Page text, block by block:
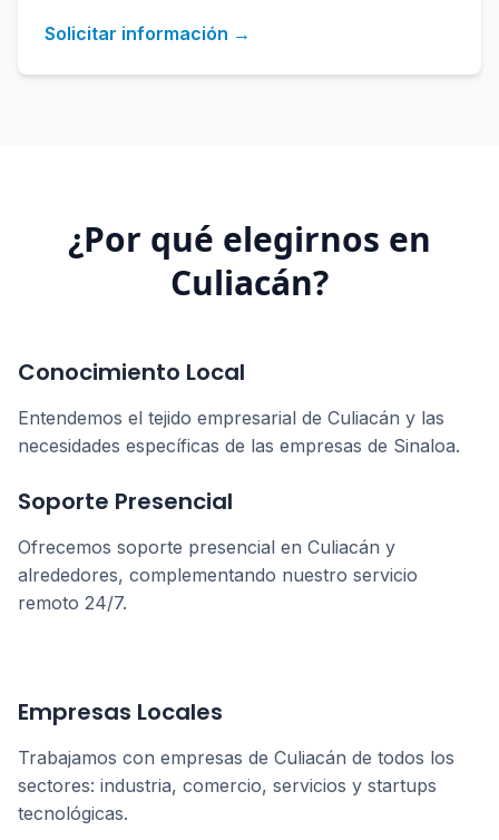
Solicitar información →
¿Por qué elegirnos en
Culiacán?
Conocimiento Local
Entendemos el tejido empresarial de Culiacán y las
necesidades específicas de las empresas de Sinaloa.
Soporte Presencial
Ofrecemos soporte presencial en Culiacán y
alrededores, complementando nuestro servicio
remoto 24/7.
Empresas Locales
Trabajamos con empresas de Culiacán de todos los
sectores: industria, comercio, servicios y startups
tecnológicas.